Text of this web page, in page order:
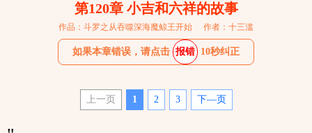
第120章 小吉和六祥的故事
作品：斗罗之从吞噬深海魔鲸王开始 作者：十三滥
如果本章错误，请点击 报错 10秒纠正
上一页 1 2 3 下—页